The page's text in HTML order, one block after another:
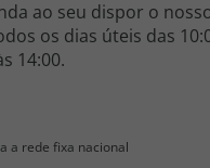
ao seu dispor o
os dias úteis das
14:00.
a rede fixa nacional